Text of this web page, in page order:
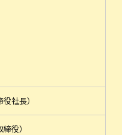
社長）
役）